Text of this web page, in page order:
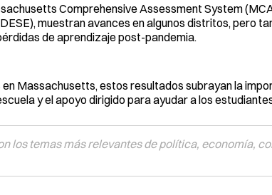
Comprehensive Assessment System
muestran avances en algunos distritos, pero
de aprendizaje post-pandemia.
en Massachusetts, estos resultados subrayan la
y el apoyo dirigido para ayudar a los
los temas más relevantes de política, economía,